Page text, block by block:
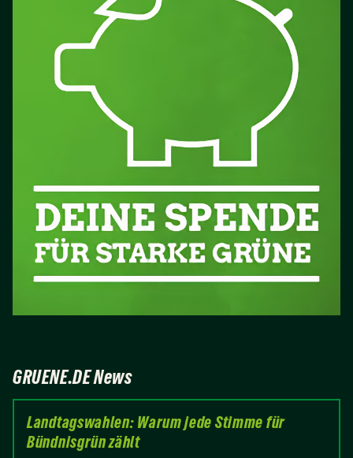
GRUENE.DE News
Landtagswahlen: Warum jede Stimme für
Bündnisgrün zählt